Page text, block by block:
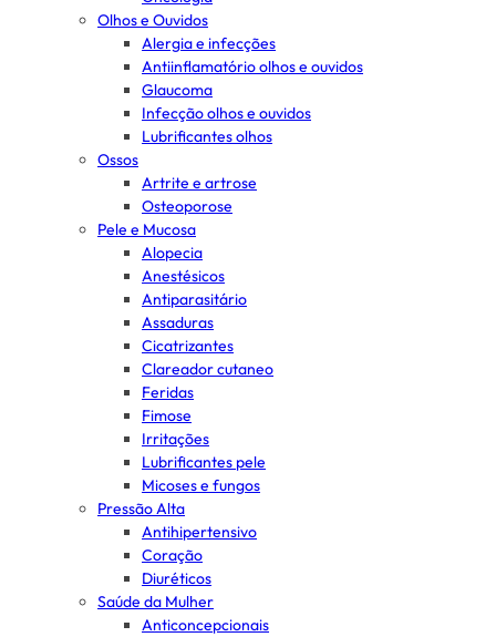
Olhos e Ouvidos
Alergia e infecções
Antiinflamatório olhos e ouvidos
Glaucoma
Infecção olhos e ouvidos
Lubrificantes olhos
Ossos
Artrite e artrose
Osteoporose
Pele e Mucosa
Alopecia
Anestésicos
Antiparasitário
Assaduras
Cicatrizantes
Clareador cutaneo
Feridas
Fimose
Irritações
Lubrificantes pele
Micoses e fungos
Pressão Alta
Antihipertensivo
Coração
Diuréticos
Saúde da Mulher
Anticoncepcionais